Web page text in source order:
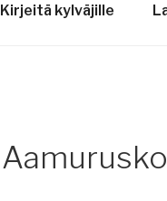
Kirjeitä kylväjille